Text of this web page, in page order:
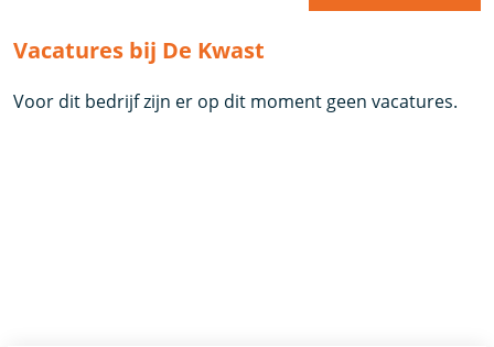
Vacatures bij De Kwast
Voor dit bedrijf zijn er op dit moment geen vacatures.